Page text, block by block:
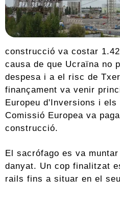
construcció va costar
causa de que Ucraïna no
despesa i a el risc de
finançament va venir
Europeu d'Inversions i
Comissió Europea va
construcció.
El sacrófago es va
danyat. Un cop finalitzat
rails fins a situar en el